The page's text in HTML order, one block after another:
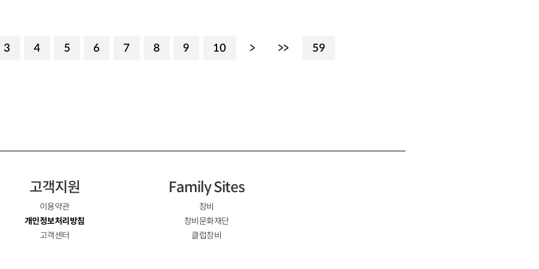
3 4 5 6 7 8 9 10 > >> 59
고객지원
이용약관
개인정보처리방침
고객센터
Family Sites
창비
창비문화재단
클럽창비